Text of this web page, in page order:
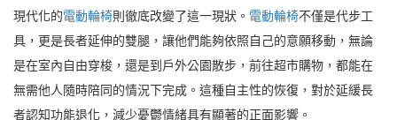
現代化的電動輪椅則徹底改變了這一現狀。 電動輪椅不僅是代步工
具，更是長者延伸的雙腿，讓他們能夠依照自己的意願移動，無論
是在室內自由穿梭，還是到戶外公園散步，前往超市購物，都能在
無需他人隨時陪同的情況下完成。這種自主性的恢復，對於延緩長
者認知功能退化，減少憂鬱情緒具有顯著的正面影響。